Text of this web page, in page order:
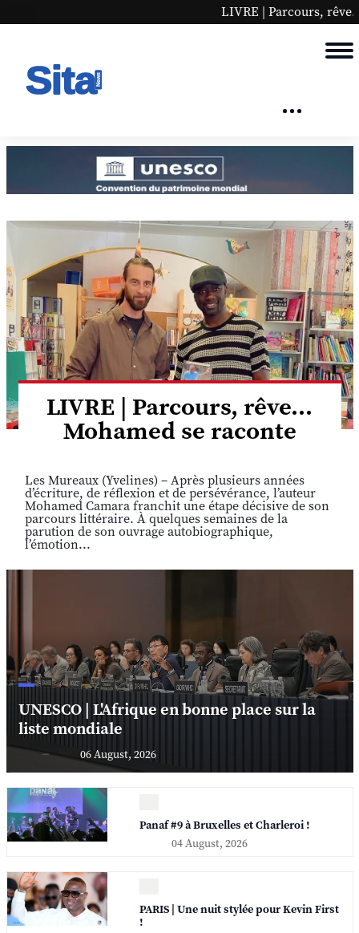
LIVRE | Parcours, rêve... Mohamed se raconte
LIVRE | Parcours, rêve...
Mohamed se raconte
Les Mureaux (Yvelines) – Après plusieurs années
d’écriture, de réflexion et de persévérance, l’auteur
Mohamed Camara franchit une étape décisive de son
parcours littéraire. À quelques semaines de la
parution de son ouvrage autobiographique,
l’émotion...
UNESCO | L'Afrique en bonne place sur la
liste mondiale
06 August, 2026
Panaf #9 à Bruxelles et Charleroi !
04 August, 2026
PARIS | Une nuit stylée pour Kevin First
!